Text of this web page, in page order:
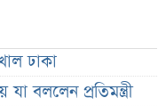
ঢাকা
বললেন প্রতিমন্ত্রী